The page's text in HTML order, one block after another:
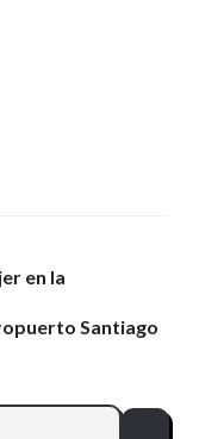
en la
Santiago